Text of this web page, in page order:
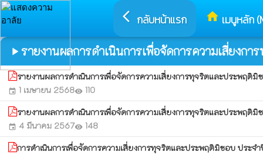
arrow_back_ios กลับหน้าแรก home เมนูหลัก
play_arrow รายงานผลการดำเนินการเพื่อจัดการความเสี่ยงก
รายงานผลการดำเนินการเพื่อจัดการความเสี่ยงการทุจริตและประพฤ
event 1 เมษายน 2568visibility 110
รายงานผลการดำเนินการเพื่อจัดการความเสี่ยงการทุจริตและประพฤติ
event 4 มีนาคม 2567visibility 148
การดำเนินการเพื่อจัดการความเสี่ยงการทุจริตและประพฤติมิชอบ ประ